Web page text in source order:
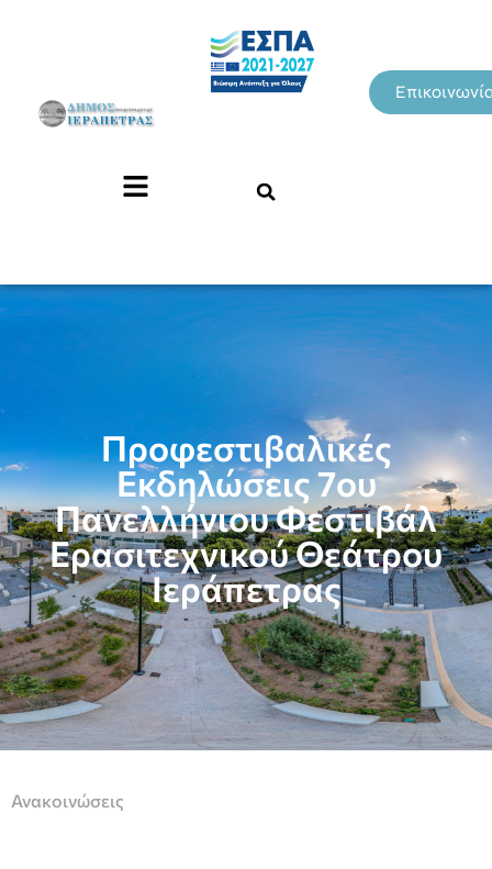
Προφεστιβαλικές
Εκδηλώσεις 7ου
Πανελλήνιου Φεστιβάλ
Ερασιτεχνικού Θεάτρου
Ιεράπετρας
Ανακοινώσεις